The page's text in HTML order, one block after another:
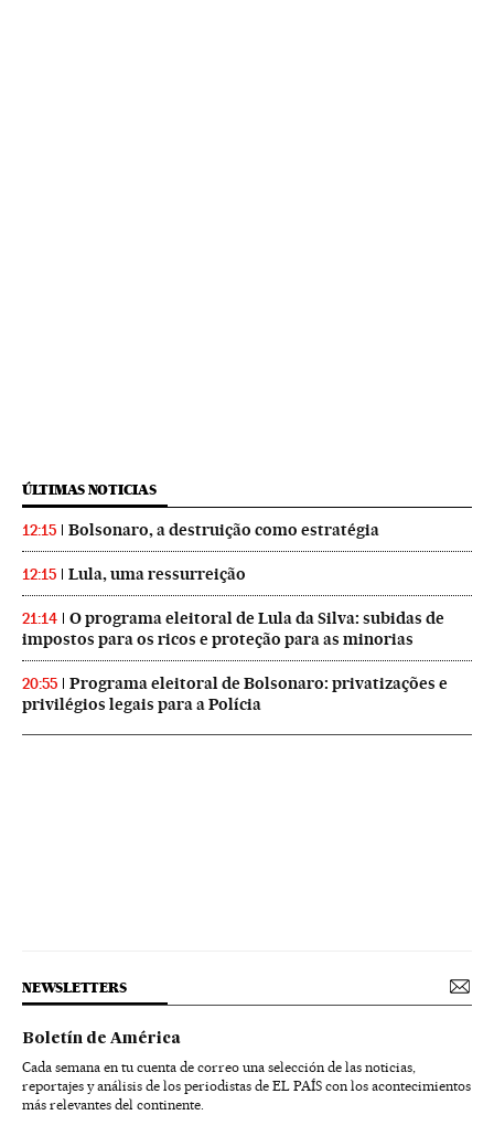
ÚLTIMAS NOTICIAS
12:15 Bolsonaro, a destruição como estratégia
12:15 Lula, uma ressurreição
21:14
O programa eleitoral de Lula da Silva: subidas de
impostos para os ricos e proteção para as minorias
20:55
Programa eleitoral de Bolsonaro: privatizações e
privilégios legais para a Polícia
NEWSLETTERS
Boletín de América
Cada semana en tu cuenta de correo una selección de las noticias,
reportajes y análisis de los periodistas de EL PAÍS con los acontecimientos
más relevantes del continente.